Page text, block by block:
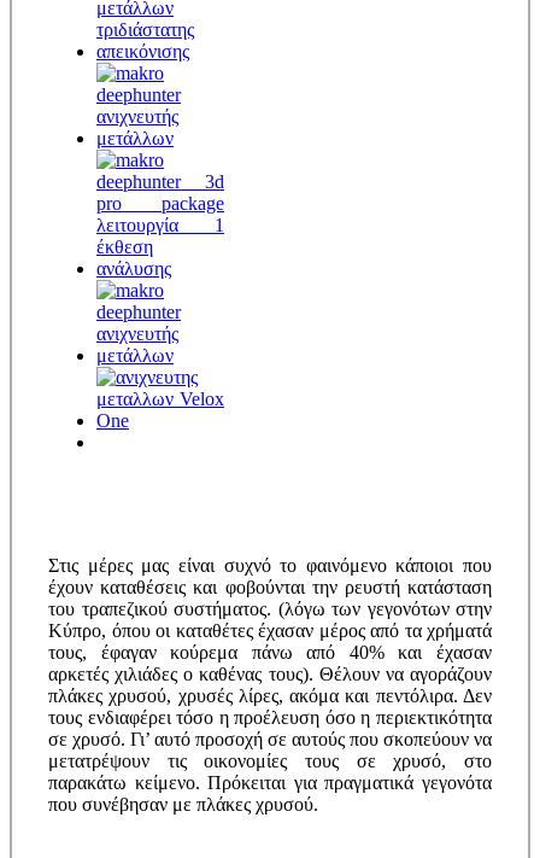
Στις μέρες μας είναι συχνό το φαινόμενο κάποιοι που
έχουν καταθέσεις και φοβούνται την ρευστή κατάσταση
του τραπεζικού συστήματος. (λόγω των γεγονότων στην
Κύπρο, όπου οι καταθέτες έχασαν μέρος από τα χρήματά
τους, έφαγαν κούρεμα πάνω από 40% και έχασαν
αρκετές χιλιάδες ο καθένας τους). Θέλουν να αγοράζουν
πλάκες χρυσού, χρυσές λίρες, ακόμα και πεντόλιρα. Δεν
τους ενδιαφέρει τόσο η προέλευση όσο η περιεκτικότητα
σε χρυσό. Γι’ αυτό προσοχή σε αυτούς που σκοπεύουν να
μετατρέψουν τις οικονομίες τους σε χρυσό, στο
παρακάτω κείμενο. Πρόκειται για πραγματικά γεγονότα
που συνέβησαν με πλάκες χρυσού.